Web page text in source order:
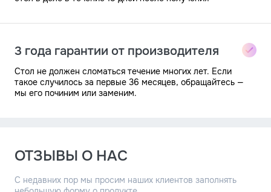
3 года гарантии от производителя
Стол не должен сломаться течение многих лет. Если
такое случилось за первые 36 месяцев, обращайтесь —
мы его починим или заменим.
С недавних пор мы просим наших клиентов заполнять
небольшую форму о продукте